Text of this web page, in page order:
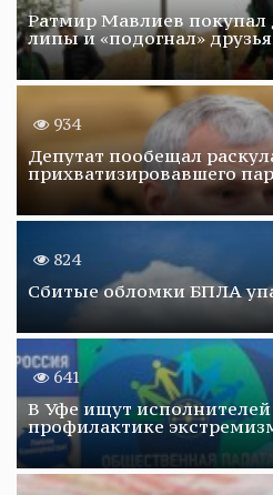
Ратмир Мавлиев покупал
липы и «подогнал»
934
Депутат пообещал
прихватизировавшего
824
Сбитые обломки БПЛА
641
В Уфе ищут
профилактике